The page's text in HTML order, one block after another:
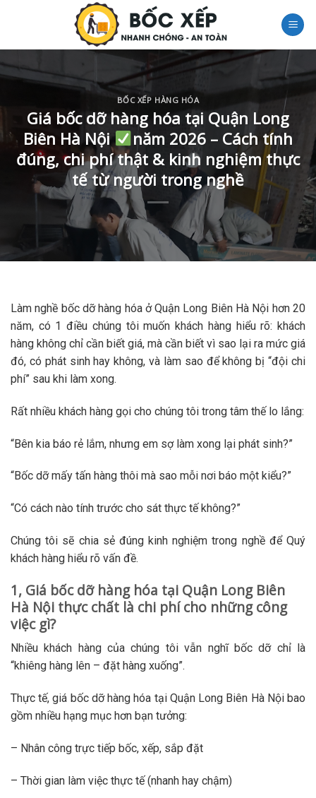
BỐC XẾP HÀNG HÓA
Giá bốc dỡ hàng hóa tại Quận Long
Biên Hà Nội
năm 2026 – Cách tính
đúng, chi phí thật & kinh nghiệm thực
tế từ người trong nghề
Làm nghề bốc dỡ hàng hóa ở Quận Long Biên Hà Nội hơn 20
năm, có 1 điều chúng tôi muốn khách hàng hiểu rõ: khách
hàng không chỉ cần biết giá, mà cần biết vì sao lại ra mức giá
đó, có phát sinh hay không, và làm sao để không bị “đội chi
phí” sau khi làm xong.
Rất nhiều khách hàng gọi cho chúng tôi trong tâm thế lo lắng:
“Bên kia báo rẻ lắm, nhưng em sợ làm xong lại phát sinh?”
“Bốc dỡ mấy tấn hàng thôi mà sao mỗi nơi báo một kiểu?”
“Có cách nào tính trước cho sát thực tế không?”
Chúng tôi sẽ chia sẻ đúng kinh nghiệm trong nghề để Quý
khách hàng hiểu rõ vấn đề.
1, Giá bốc dỡ hàng hóa tại Quận Long Biên
Hà Nội thực chất là chi phí cho những công
việc gì?
Nhiều khách hàng của chúng tôi vẫn nghĩ bốc dỡ chỉ là
“khiêng hàng lên – đặt hàng xuống”.
Thực tế, giá bốc dỡ hàng hóa tại Quận Long Biên Hà Nội bao
gồm nhiều hạng mục hơn bạn tưởng:
– Nhân công trực tiếp bốc, xếp, sắp đặt
– Thời gian làm việc thực tế (nhanh hay chậm)